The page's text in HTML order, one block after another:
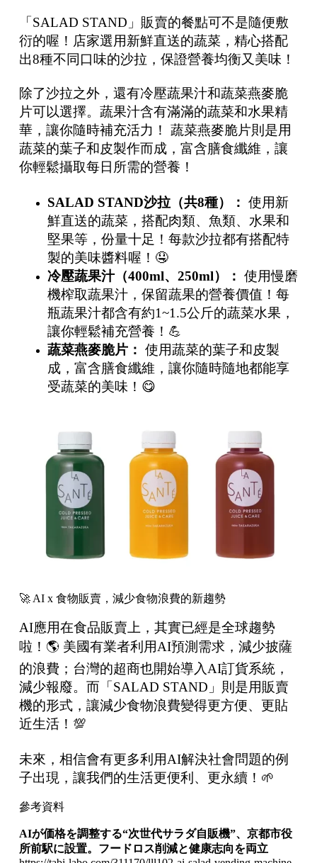
「SALAD STAND」販賣的餐點可不是隨便敷
衍的喔！店家選用新鮮直送的蔬菜，精心搭配
出8種不同口味的沙拉，保證營養均衡又美味！
除了沙拉之外，還有冷壓蔬果汁和蔬菜燕麥脆
片可以選擇。蔬果汁含有滿滿的蔬菜和水果精
華，讓你隨時補充活力！ 蔬菜燕麥脆片則是用
蔬菜的葉子和皮製作而成，富含膳食纖維，讓
你輕鬆攝取每日所需的營養！
SALAD STAND沙拉（共8種）： 使用新
鮮直送的蔬菜，搭配肉類、魚類、水果和
堅果等，份量十足！每款沙拉都有搭配特
製的美味醬料喔！🤤
冷壓蔬果汁（400ml、 250ml）： 使用慢磨
機榨取蔬果汁，保留蔬果的營養價值！每
瓶蔬果汁都含有約1~1.5公斤的蔬菜水果，
讓你輕鬆補充營養！💪
蔬菜燕麥脆片： 使用蔬菜的葉子和皮製
成，富含膳食纖維，讓你隨時隨地都能享
受蔬菜的美味！😋
🚀 AI x 食物販賣，減少食物浪費的新趨勢
AI應用在食品販賣上，其實已經是全球趨勢
啦！🌎 美國有業者利用AI預測需求，減少披薩
的浪費；台灣的超商也開始導入AI訂貨系統，
減少報廢。而「SALAD STAND」則是用販賣
機的形式，讓減少食物浪費變得更方便、更貼
近生活！💯
未來，相信會有更多利用AI解決社會問題的例
子出現，讓我們的生活更便利、更永續！🌱
參考資料
AIが価格を調整する“次世代サラダ自販機”、京都市役
所前駅に設置。フードロス削減と健康志向を両立